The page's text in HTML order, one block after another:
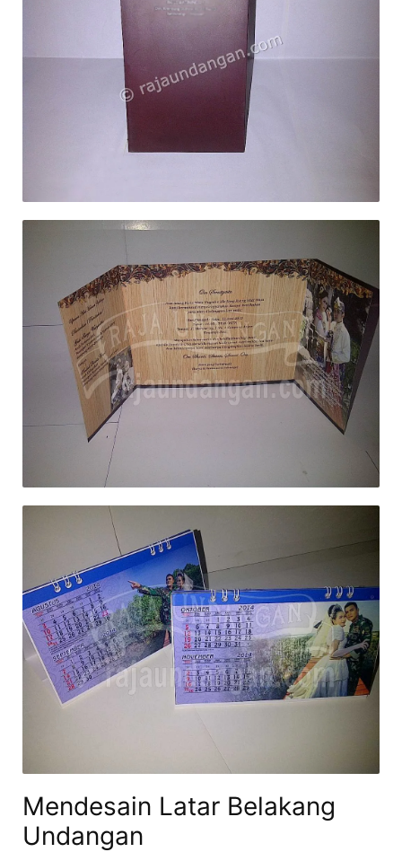
Mendesain Latar Belakang
Undangan